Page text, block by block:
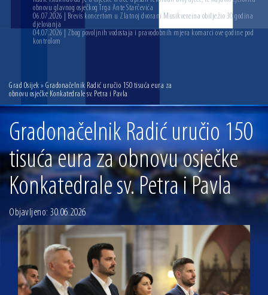
obnovu glavnog osječkog Trga Ante Starčevića
06.07.2026 | Brevis koncertom u Zlatnoj dvorani Musikvereina obilježio 30 godina
djelovanja
04.07.2026 | Zbog povoljnih vodostaja i pravodobnih mjera komarci ove godine pod
kontrolom
Grad Osijek » Gradonačelnik Radić uručio 150 tisuća eura za
obnovu osječke Konkatedrale sv. Petra i Pavla
Gradonačelnik Radić uručio 150
tisuća eura za obnovu osječke
Konkatedrale sv. Petra i Pavla
Objavljeno: 30.06.2026